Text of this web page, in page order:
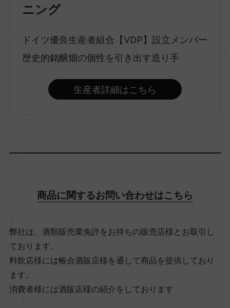
味わい
品種（原材料）
ビオディナミ, 認証無
ー
ニング
ドイツ優良生産者組合【VDP】設立メンバー
歴史的銘醸畑の個性を引き出す造り手
生産者詳細はこちら
商品に関するお問い合わせはこちら
弊社は、酒類販売業免許をお持ちの販売店様とお取引し
ております。
料飲店様には帳合酒販店様を通して商品を提供しており
ます。
消費者様には酒販店様の紹介をしております